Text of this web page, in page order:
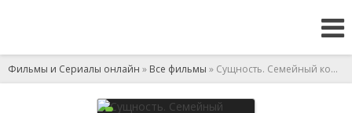
Фильмы и Сериалы онлайн » Все фильмы » Сущность. Семейный кошмар